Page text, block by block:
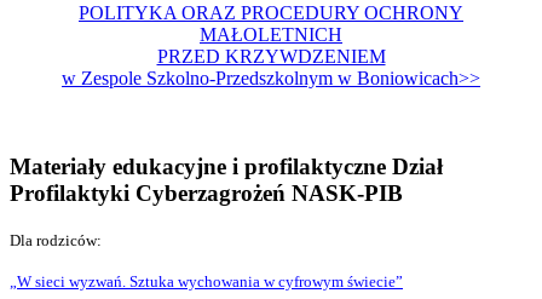
POLITYKA ORAZ PROCEDURY OCHRONY
MAŁOLETNICH
PRZED KRZYWDZENIEM
w Zespole Szkolno-Przedszkolnym w Boniowicach>>
Materiały edukacyjne i profilaktyczne Dział
Profilaktyki Cyberzagrożeń NASK-PIB
Dla rodziców:
„W sieci wyzwań. Sztuka wychowania w cyfrowym świecie”